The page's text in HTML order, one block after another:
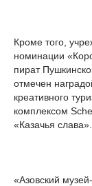
Кроме того,
номинации
пират
отмечен
креативного
комплексом
«Казачья слава».
«Азовский